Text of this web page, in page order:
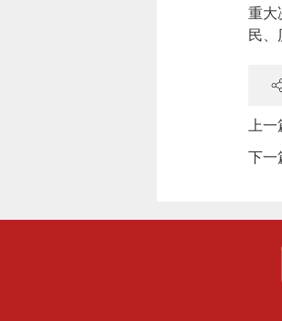
重大
民、
上一
下一